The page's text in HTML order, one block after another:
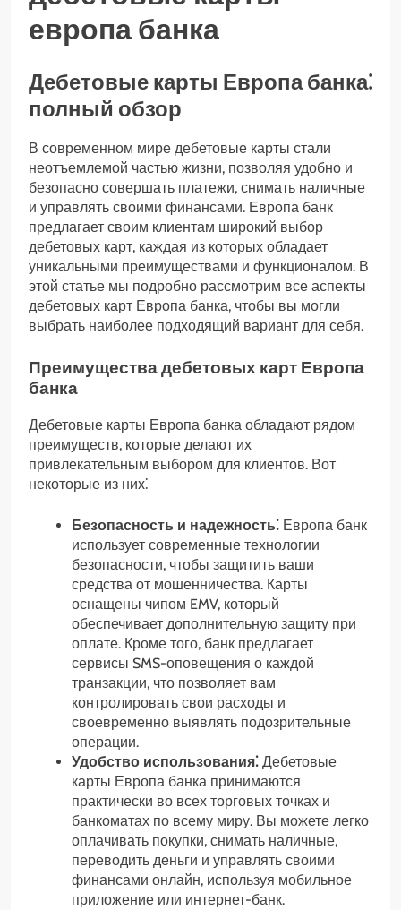
европа банка
Дебетовые карты Европа банка⁚
полный обзор
В современном мире дебетовые карты стали
неотъемлемой частью жизни, позволяя удобно и
безопасно совершать платежи, снимать наличные
и управлять своими финансами. Европа банк
предлагает своим клиентам широкий выбор
дебетовых карт, каждая из которых обладает
уникальными преимуществами и функционалом. В
этой статье мы подробно рассмотрим все аспекты
дебетовых карт Европа банка, чтобы вы могли
выбрать наиболее подходящий вариант для себя.
Преимущества дебетовых карт Европа
банка
Дебетовые карты Европа банка обладают рядом
преимуществ, которые делают их
привлекательным выбором для клиентов. Вот
некоторые из них⁚
Безопасность и надежность⁚ Европа банк
использует современные технологии
безопасности, чтобы защитить ваши
средства от мошенничества. Карты
оснащены чипом EMV, который
обеспечивает дополнительную защиту при
оплате. Кроме того, банк предлагает
сервисы SMS-оповещения о каждой
транзакции, что позволяет вам
контролировать свои расходы и
своевременно выявлять подозрительные
операции.
Удобство использования⁚ Дебетовые
карты Европа банка принимаются
практически во всех торговых точках и
банкоматах по всему миру. Вы можете легко
оплачивать покупки, снимать наличные,
переводить деньги и управлять своими
финансами онлайн, используя мобильное
приложение или интернет-банк.